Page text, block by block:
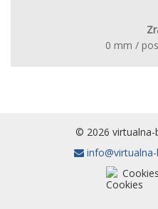
0 mm /
© 2026 virtualna-
info@virtualna-